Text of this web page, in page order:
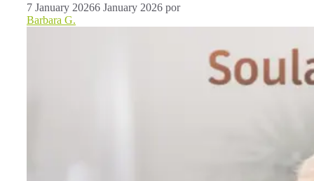
7 January 20266 January 2026 por
Barbara G.